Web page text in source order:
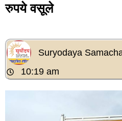
रुपये वसूले
Suryodaya
10:19 am